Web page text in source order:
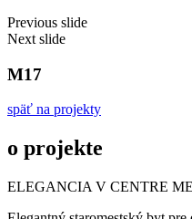
Previous slide
Next slide
M17
späť na projekty
o projekte
ELEGANCIA V CENTRE